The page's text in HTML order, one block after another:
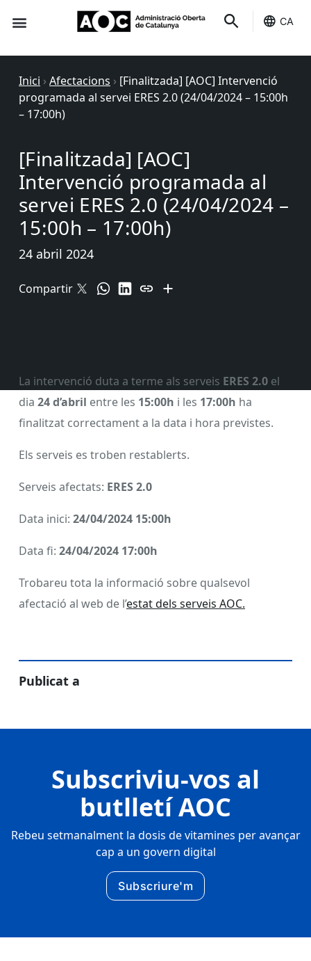
CA
Inici › Afectacions › [Finalitzada] [AOC] Intervenció
programada al servei ERES 2.0 (24/04/2024 – 15:00h
– 17:00h)
[Finalitzada] [AOC]
Intervenció programada al
servei ERES 2.0 (24/04/2024 –
15:00h – 17:00h)
24 abril 2024
Compartir
La intervenció duta a terme als serveis ERES 2.0 el
dia 24 d’abril entre les 15:00h i les 17:00h ha
finalitzat correctament a la data i hora previstes.
Els serveis es troben restablerts.
Serveis afectats: ERES 2.0
Data inici: 24/04/2024 15:00h
Data fi: 24/04/2024 17:00h
Trobareu tota la informació sobre qualsevol
afectació al web de l’estat dels serveis AOC.
Publicat a
Subscriviu-vos al
butlletí AOC
Rebeu setmanalment la dosis de vitamines per avançar
cap a un govern digital
Subscriure'm